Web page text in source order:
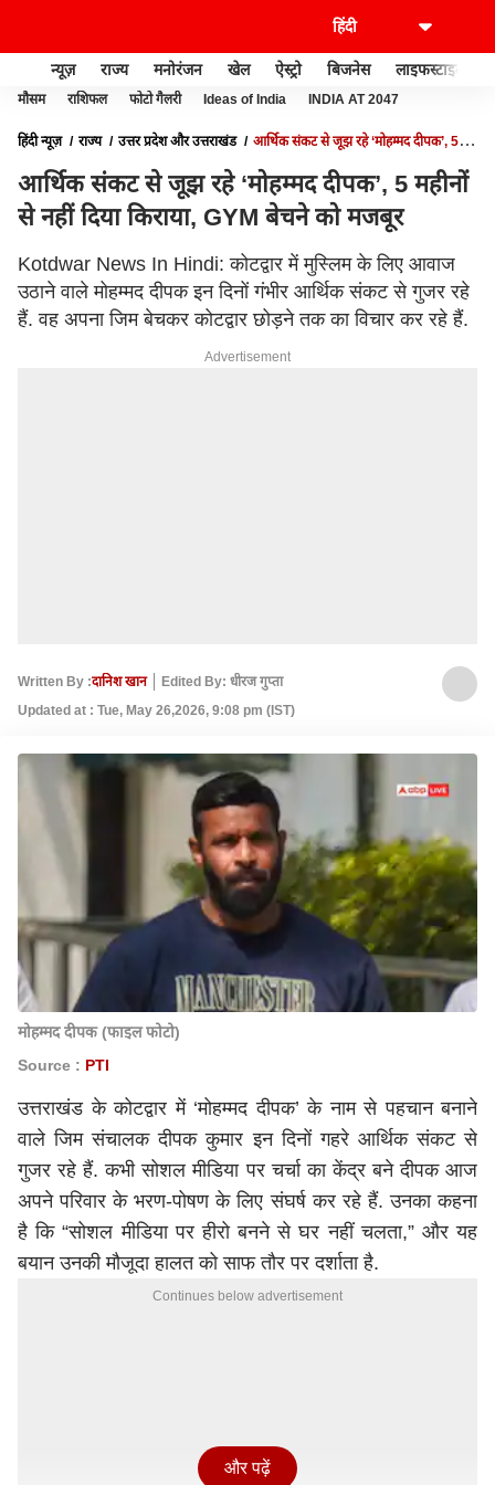
न्यूज़ राज्य मनोरंजन खेल ऐस्ट्रो बिजनेस लाइफस्टाइल
मौसम राशिफल फोटो गैलरी Ideas of India INDIA AT 2047
हिंदी न्यूज़ राज्य उत्तर प्रदेश और उत्तराखंड
आर्थिक संकट से जूझ रहे ‘मोहम्मद दीपक’, 5
आर्थिक संकट से जूझ रहे ‘मोहम्मद दीपक’, 5 महीनों
से नहीं दिया किराया, GYM बेचने को मजबूर
Kotdwar News In Hindi: कोटद्वार में मुस्लिम के लिए आवाज
उठाने वाले मोहम्मद दीपक इन दिनों गंभीर आर्थिक संकट से गुजर रहे
हैं. वह अपना जिम बेचकर कोटद्वार छोड़ने तक का विचार कर रहे हैं.
Advertisement
Written By :दानिश खान
Edited By: धीरज गुप्ता
Updated at : Tue, May 26,2026, 9:08 pm (IST)
मोहम्मद दीपक (फाइल फोटो)
Source : PTI
उत्तराखंड के कोटद्वार में ‘मोहम्मद दीपक’ के नाम से पहचान बनाने
वाले जिम संचालक दीपक कुमार इन दिनों गहरे आर्थिक संकट से
गुजर रहे हैं. कभी सोशल मीडिया पर चर्चा का केंद्र बने दीपक आज
अपने परिवार के भरण-पोषण के लिए संघर्ष कर रहे हैं. उनका कहना
है कि “सोशल मीडिया पर हीरो बनने से घर नहीं चलता,” और यह
बयान उनकी मौजूदा हालत को साफ तौर पर दर्शाता है.
Continues below advertisement
और पढ़ें